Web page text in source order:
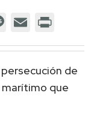
de
marítimo que